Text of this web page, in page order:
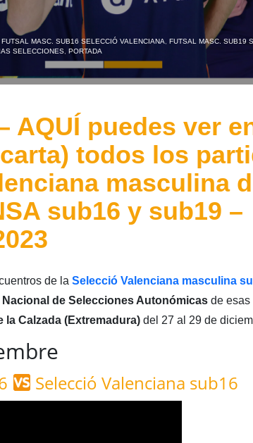
FUTSAL MASC. SUB16 SELECCIÓ VALENCIANA FUTSAL MASC. SUB19
SELECCIONES, PORTADA
AQUÍ puedes ver
todos los
masculina
sub16 y sub19 –
de la Selecció Valenciana masculina
de Selecciones Autonómicasde esas
la Calzada (Extremadura)del 27 al 29 de
Selecció Valenciana sub16